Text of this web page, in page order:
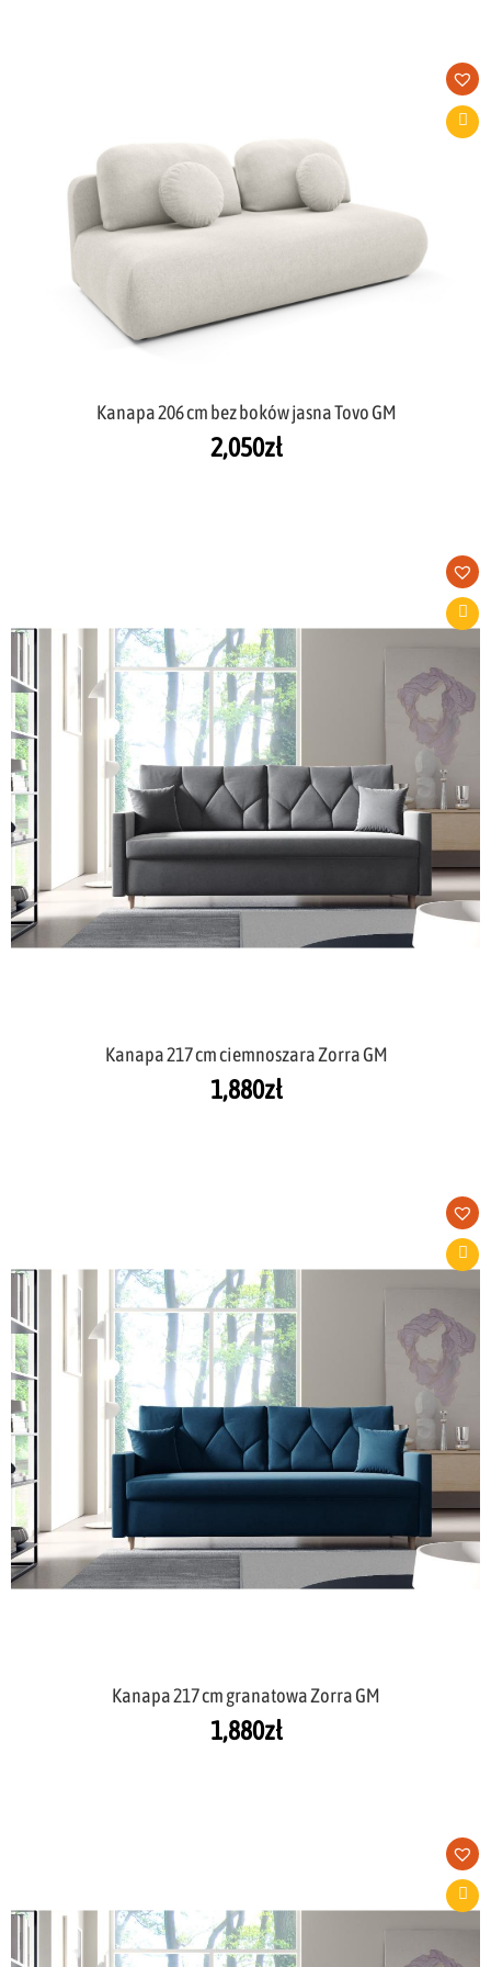
Kanapa 206 cm bez boków jasna Tovo GM
2,050zł
Kanapa 217 cm ciemnoszara Zorra GM
1,880zł
Kanapa 217 cm granatowa Zorra GM
1,880zł